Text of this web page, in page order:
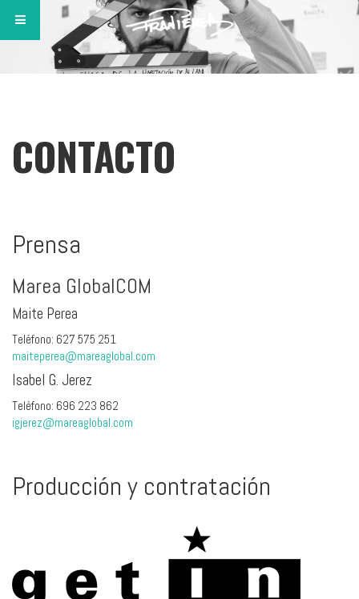
CONTACTO
Prensa
Marea GlobalCOM
Maite Perea
Teléfono: 627 575 251
maiteperea@mareaglobal.com
Isabel G. Jerez
Teléfono: 696 223 862
igjerez@mareaglobal.com
Producción y contratación